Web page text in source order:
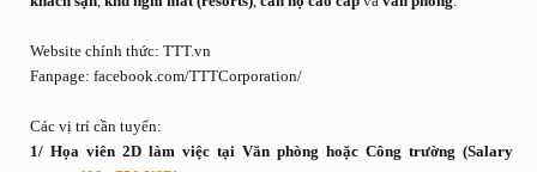
Website chính thức: TTT.vn
Fanpage: facebook.com/TTTCorporation/
Các vị trí cần tuyển:
1/ Họa viên 2D làm việc tại Văn phòng hoặc Công trường (Salary